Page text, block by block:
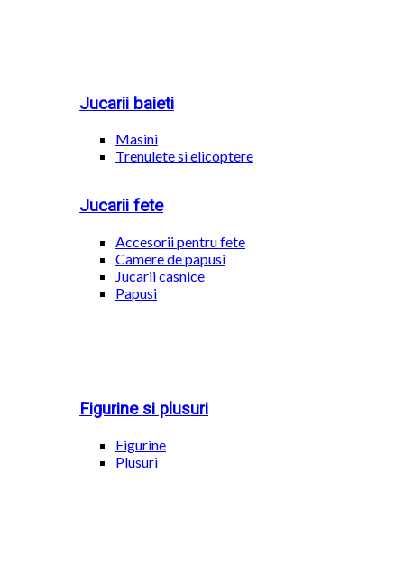
Jucarii baieti
Masini
Trenulete si elicoptere
Jucarii fete
Accesorii pentru fete
Camere de papusi
Jucarii casnice
Papusi
Figurine si plusuri
Figurine
Plusuri